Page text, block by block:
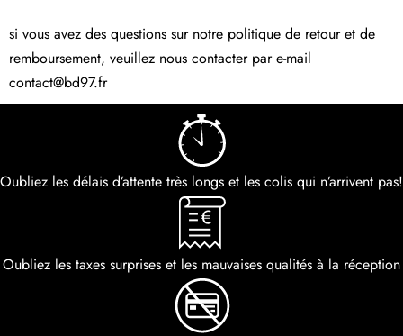
si vous avez des questions sur notre politique de retour et de
remboursement, veuillez nous contacter par e-mail
contact@bd97.fr
Oubliez les délais d’attente très longs et les colis qui n’arrivent pas!
Oubliez les taxes surprises et les mauvaises qualités à la réception